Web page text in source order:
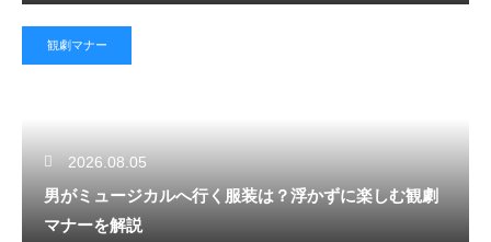
観劇マナー
2026.08.05
男がミュージカルへ行く服装は？浮かずに楽しむ観劇
マナーを解説